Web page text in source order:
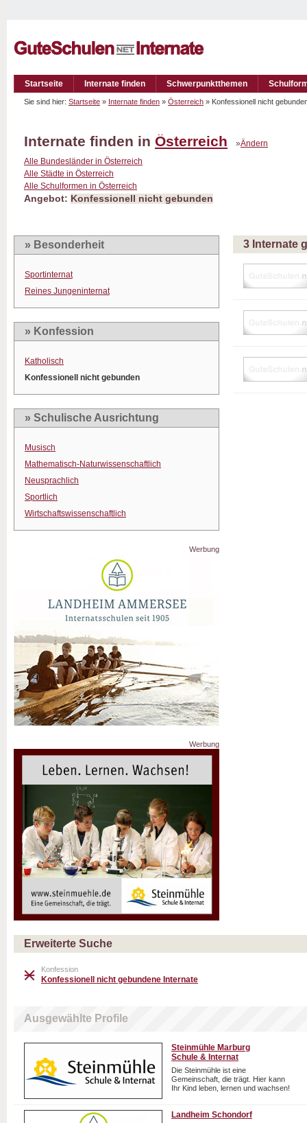
Startseite Internate finden Schwerpunktthemen
Sie sind hier: Startseite » Internate finden » Österreich » Konfessionell nicht
Internate finden in Österreich »Ändern
Alle Bundesländer in Österreich
Alle Städte in Österreich
Alle Schulformen in Österreich
Angebot: Konfessionell nicht gebunden
» Besonderheit
Sportinternat
Reines Jungeninternat
» Konfession
Katholisch
Konfessionell nicht gebunden
» Schulische Ausrichtung
Musisch
Mathematisch-Naturwissenschaftlich
Neusprachlich
Sportlich
Wirtschaftswissenschaftlich
Werbung
Werbung
3 Internate
Erweiterte Suche
Konfession
Konfessionell nicht gebundene Internate
Ausgewählte Profile
Steinmühle Marburg
Schule & Internat
Die Steinmühle ist eine
Gemeinschaft, die trägt. Hier kann
Ihr Kind leben, lernen und wachsen!
Landheim Schondorf